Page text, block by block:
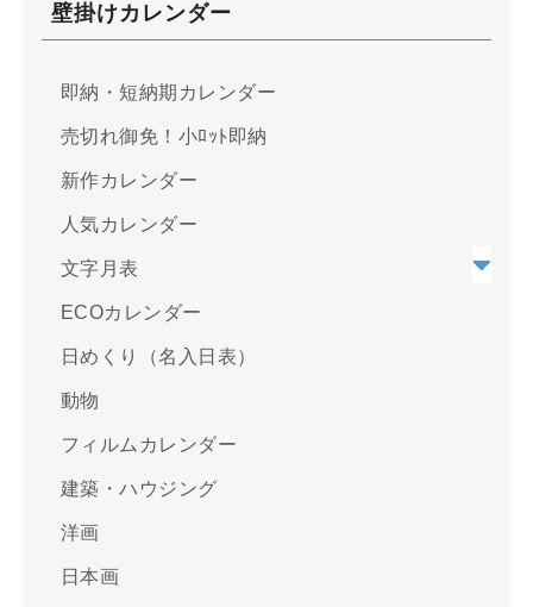
壁掛けカレンダー
即納・短納期カレンダー
売切れ御免！小ﾛｯﾄ即納
新作カレンダー
人気カレンダー
文字月表
ECOカレンダー
日めくり（名入日表）
動物
フィルムカレンダー
建築・ハウジング
洋画
日本画